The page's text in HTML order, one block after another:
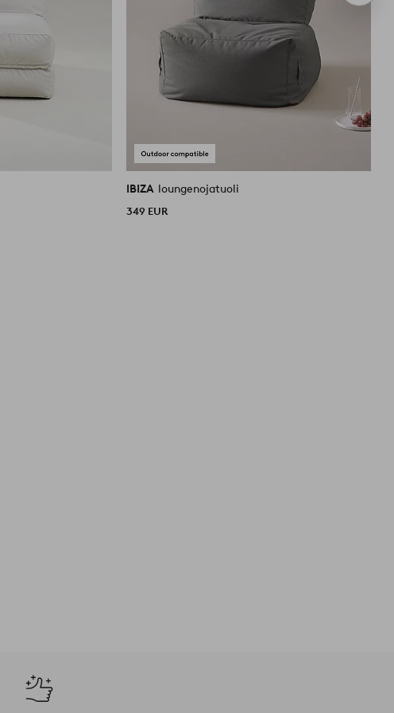
IBIZA loungenojatuoli
349 EUR
tuote